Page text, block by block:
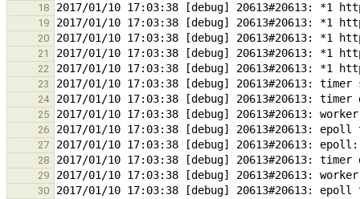
18
19
20
21
22
23
24
25
26
27
28
29
30